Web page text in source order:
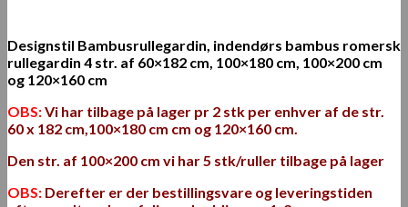
Designstil Bambusrullegardin, indendørs bambus romersk
rullegardin 4 str. af 60×182 cm, 100×180 cm, 100×200 cm
og 120×160 cm
OBS:Vi har tilbage på lager pr 2 stk per enhver af de str.
60 x 182 cm,100×180 cm cm og 120×160 cm.
Den str. af 100×200 cm vi har 5 stk/ruller tilbage på lager
OBS: Derefter er der bestillingsvare og leveringstiden